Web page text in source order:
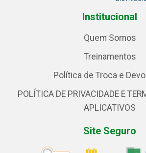
Institucional
Quem Somos
Treinamentos
Política de Troca e
POLÍTICA DE PRIVACIDADE E
APLICATIVOS
Site Seguro